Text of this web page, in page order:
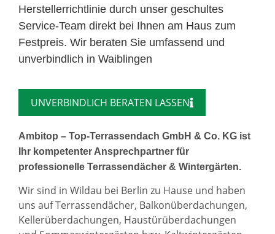
Herstellerrichtlinie durch unser geschultes
Service-Team direkt bei Ihnen am Haus zum
Festpreis. Wir beraten Sie umfassend und
unverbindlich in Waiblingen
UNVERBINDLICH BERATEN LASSEN
Ambitop – Top-Terrassendach GmbH & Co. KG ist
Ihr kompetenter Ansprechpartner für
professionelle Terrassendächer & Wintergärten.
Wir sind in Wildau bei Berlin zu Hause und haben
uns auf Terrassendächer, Balkonüberdachungen,
Kellerüberdachungen, Haustürüberdachungen